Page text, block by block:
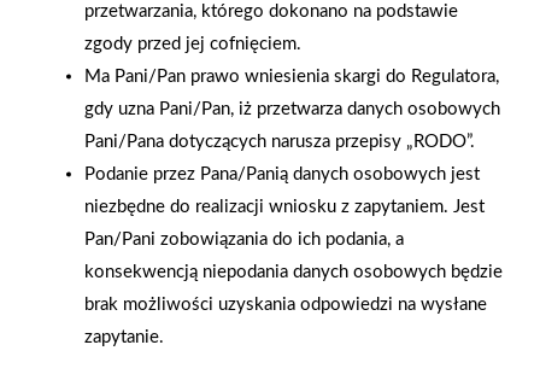
Otwarcie sklepu PSB
Mrówka w Wyrzysku
naszych produktów
Zakupy w systemie
ratalnym
przetwarzania, którego dokonano na podstawie
zgody przed jej cofnięciem.
Ma Pani/Pan prawo wniesienia skargi do Regulatora,
gdy uzna Pani/Pan, iż przetwarza danych osobowych
Pani/Pana dotyczących narusza przepisy „RODO”.
Podanie przez Pana/Panią danych osobowych jest
niezbędne do realizacji wniosku z zapytaniem. Jest
Pan/Pani zobowiązania do ich podania, a
konsekwencją niepodania danych osobowych będzie
brak możliwości uzyskania odpowiedzi na wysłane
zapytanie.
Polityka plików cookies
Nasz serwis internetowy wykorzystuje pliki cookies w celu
zapewnienia prawidłowego działania strony, poprawy komfortu
użytkowania oraz analizy ruchu na stronie.
Czym są pliki cookies?